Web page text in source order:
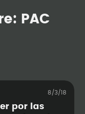
PAC
8/3/18
por las